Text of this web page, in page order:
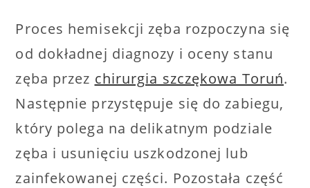
Proces hemisekcji zęba rozpoczyna się
od dokładnej diagnozy i oceny stanu
zęba przez chirurgia szczękowa Toruń.
Następnie przystępuje się do zabiegu,
który polega na delikatnym podziale
zęba i usunięciu uszkodzonej lub
zainfekowanej części. Pozostała część